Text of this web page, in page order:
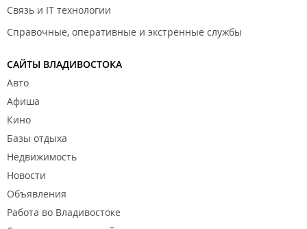
Связь и IT технологии
Справочные, оперативные и экстренные службы
САЙТЫ ВЛАДИВОСТОКА
Авто
Афиша
Кино
Базы отдыха
Недвижимость
Новости
Объявления
Работа во Владивостоке